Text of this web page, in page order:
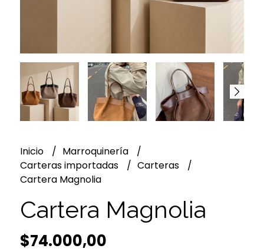
Inicio
Marroquinería
Carteras importadas
Carteras
Cartera Magnolia
Cartera Magnolia
$74.000,00